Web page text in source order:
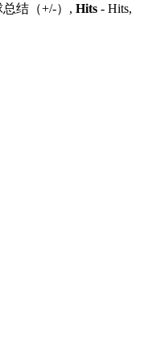
结（+/-）, Hits - Hits,